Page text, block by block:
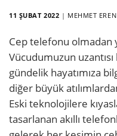
11 ŞUBAT 2022 | MEHMET
Cep telefonu olmadan
Vücudumuzun
gündelik hayatımıza
diğer büyük
Eski teknolojilere
tasarlanan akıllı